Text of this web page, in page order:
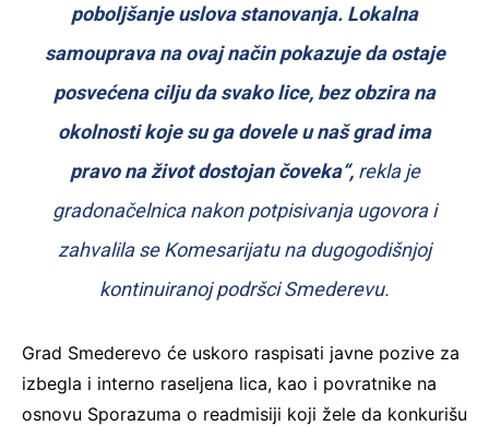
poboljšanje uslova stanovanja. Lokalna
samouprava na ovaj način pokazuje da ostaje
posvećena cilju da svako lice, bez obzira na
okolnosti koje su ga dovele u naš grad ima
pravo na život dostojan čoveka“,rekla je
gradonačelnica nakon potpisivanja ugovora i
zahvalila se Komesarijatu na dugogodišnjoj
kontinuiranoj podršci Smederevu.
Grad Smederevo će uskoro raspisati javne pozive za
izbegla i interno raseljena lica, kao i povratnike na
osnovu Sporazuma o readmisiji koji žele da konkurišu